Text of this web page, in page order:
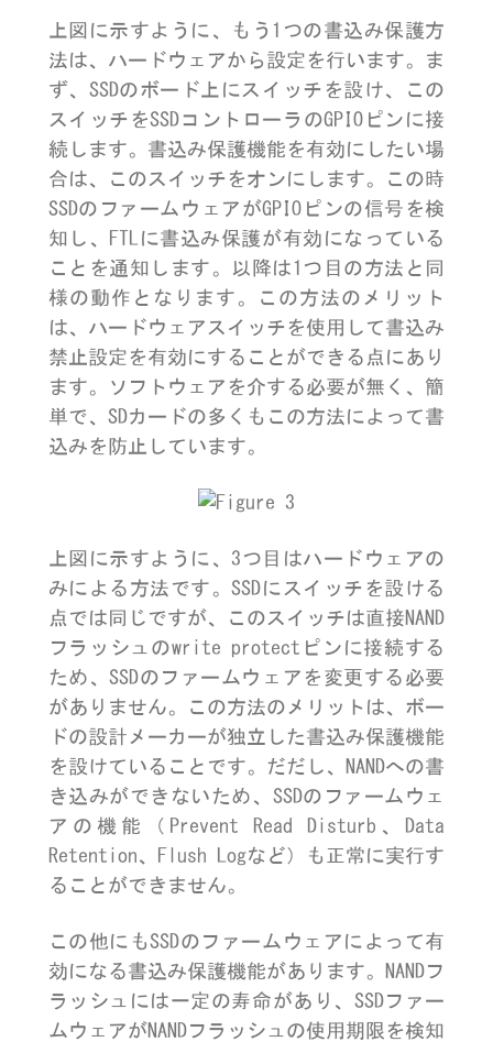
上図に示すように、もう1つの書込み保護方
法は、ハードウェアから設定を行います。ま
ず、SSDのボード上にスイッチを設け、この
スイッチをSSDコントローラのGPIOピンに接
続します。書込み保護機能を有効にしたい場
合は、このスイッチをオンにします。この時
SSDのファームウェアがGPIOピンの信号を検
知し、FTLに書込み保護が有効になっている
ことを通知します。以降は1つ目の方法と同
様の動作となります。この方法のメリット
は、ハードウェアスイッチを使用して書込み
禁止設定を有効にすることができる点にあり
ます。ソフトウェアを介する必要が無く、簡
単で、SDカードの多くもこの方法によって書
込みを防止しています。
上図に示すように、3つ目はハードウェアの
みによる方法です。SSDにスイッチを設ける
点では同じですが、このスイッチは直接NAND
フラッシュのwrite protectピンに接続する
ため、SSDのファームウェアを変更する必要
がありません。この方法のメリットは、ボー
ドの設計メーカーが独立した書込み保護機能
を設けていることです。だだし、NANDへの書
き込みができないため、SSDのファームウェ
アの機能（Prevent Read Disturb、Data
Retention、Flush Logなど）も正常に実行す
ることができません。
この他にもSSDのファームウェアによって有
効になる書込み保護機能があります。NANDフ
ラッシュには一定の寿命があり、SSDファー
ムウェアがNANDフラッシュの使用期限を検知